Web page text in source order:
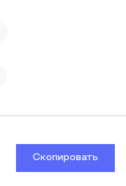
Скопировать